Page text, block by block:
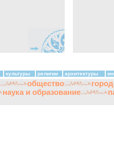
культуры религии архитектуры
общество
наука и образование